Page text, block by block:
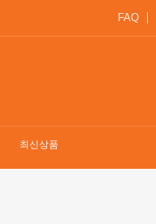
FAQ
최신상품